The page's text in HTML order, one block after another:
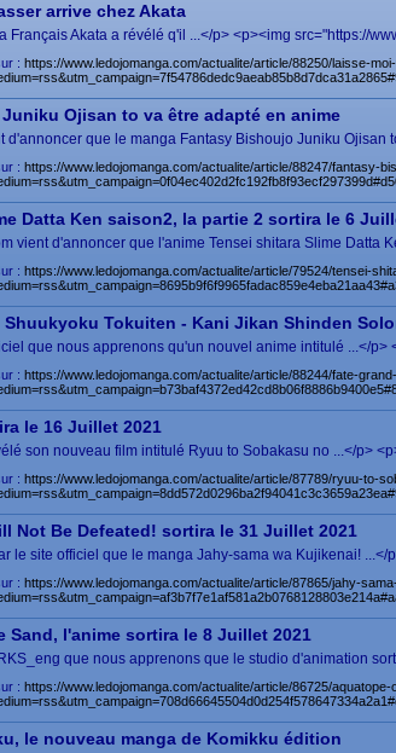
arrive chez Akata
Français Akata a révélé q'il ...</p> <p><img src="https://
: https://www.ledojomanga.com/actualite/article/88250/laisse-
Ojisan to va être adapté en anime
d'annoncer que le manga Fantasy Bishoujo Juniku
: https://www.ledojomanga.com/actualite/article/88247/fantasy-
Datta Ken saison2, la partie 2 sortira le 6
vient d'annoncer que l'anime Tensei shitara Slime Datta
: https://www.ledojomanga.com/actualite/article/79524/tensei-
Shuukyoku Tokuiten - Kani Jikan Shinden
que nous apprenons qu'un nouvel anime intitulé ...</
: https://www.ledojomanga.com/actualite/article/88244/fate-
le 16 Juillet 2021
son nouveau film intitulé Ryuu to Sobakasu no ...</p>
: https://www.ledojomanga.com/actualite/article/87789/ryuu-to-
Not Be Defeated! sortira le 31 Juillet 2021
le site officiel que le manga Jahy-sama wa Kujikenai!
: https://www.ledojomanga.com/actualite/article/87865/jahy-
Sand, l'anime sortira le 8 Juillet 2021
que nous apprenons que le studio d'animation
: https://www.ledojomanga.com/actualite/article/86725/
le nouveau manga de Komikku édition